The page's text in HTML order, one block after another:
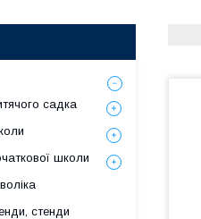
садка
школи
стенди